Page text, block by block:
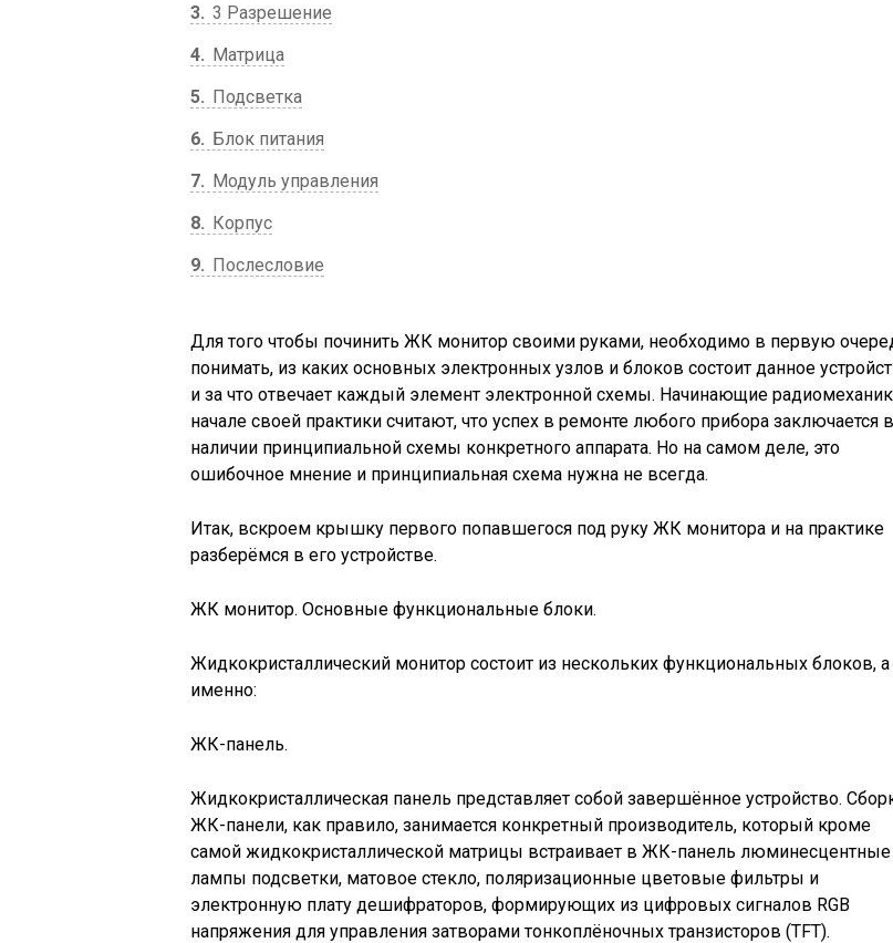
3 3 Разрешение
4
Матрица
5
Подсветка
6
Блок питания
7
Модуль управления
8
Корпус
9
Послесловие
Для того чтобы починить ЖК монитор своими руками, необходимо в первую
понимать, из каких основных электронных узлов и блоков состоит данное
и за что отвечает каждый элемент электронной схемы. Начинающие
начале своей практики считают, что успех в ремонте любого прибора заключается в
наличии принципиальной схемы конкретного аппарата. Но на самом деле, это
ошибочное мнение и принципиальная схема нужна не всегда.
Итак, вскроем крышку первого попавшегося под руку ЖК монитора и на практике
разберёмся в его устройстве.
ЖК монитор. Основные функциональные блоки.
Жидкокристаллический монитор состоит из нескольких функциональных блоков, а
именно:
ЖК-панель.
Жидкокристаллическая панель представляет собой завершённое устройство.
ЖК-панели, как правило, занимается конкретный производитель, который кроме
самой жидкокристаллической матрицы встраивает в ЖК-панель люминесцентные
лампы подсветки, матовое стекло, поляризационные цветовые фильтры и
электронную плату дешифраторов, формирующих из цифровых сигналов RGB
напряжения для управления затворами тонкоплёночных транзисторов (TFT).